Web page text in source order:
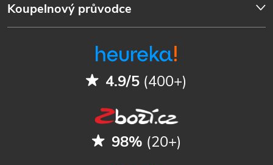
Koupelnový průvodce
4.9/5 (400+)
98% (20+)